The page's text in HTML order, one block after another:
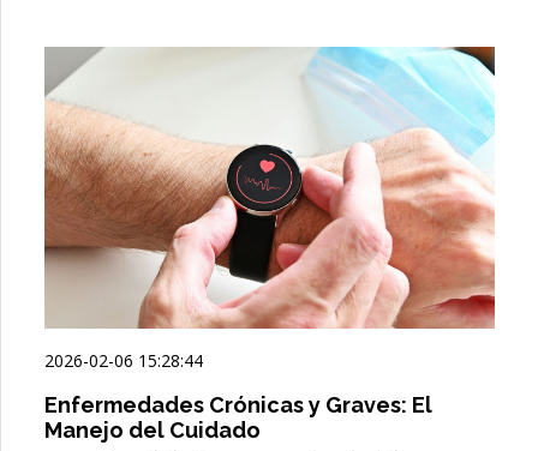
2026-02-06 15:28:44
Enfermedades Crónicas y Graves: El
Manejo del Cuidado